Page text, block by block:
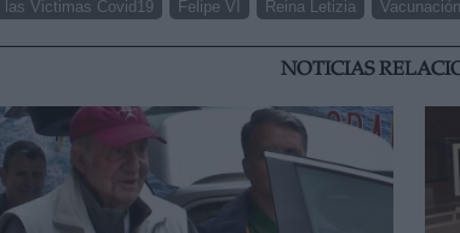
las Victimas Covid19 Felipe VI Reina Letizia Vacunación
NOTICIAS